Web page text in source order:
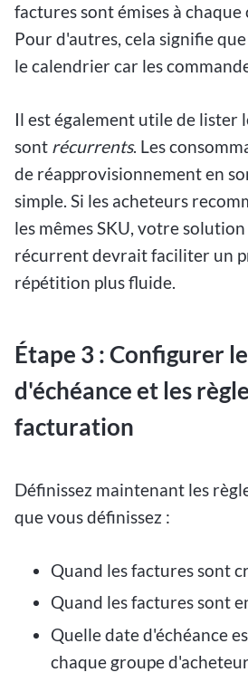
factures sont émises à chaque
Pour d'autres, cela signifie
le calendrier car les
Il est également utile de lister
sont récurrents. Les
de réapprovisionnement en
simple. Si les acheteurs
les mêmes SKU, votre
récurrent devrait faciliter un
répétition plus fluide.
Étape 3 : Configurer
d'échéance et les
facturation
Définissez maintenant les
que vous définissez :
Quand les factures sont
Quand les factures sont
Quelle date d'échéance
chaque groupe